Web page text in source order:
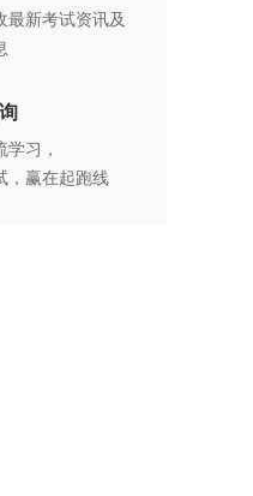
最新考试资讯及
学习，
，赢在起跑线